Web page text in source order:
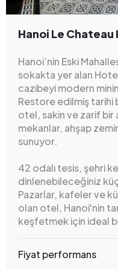
Hanoi Le Chateau
Hanoi’nin Eski
sokakta yer alan
cazibeyi modern
Restore edilmiş tarihi
otel, sakin ve zarif
mekanlar, ahşap
sunuyor.
42 odalı tesis, şehri
dinlenebileceğiniz
Pazarlar, kafeler ve
olan otel, Hanoi'nin
keşfetmek için ideal
Fiyat performans